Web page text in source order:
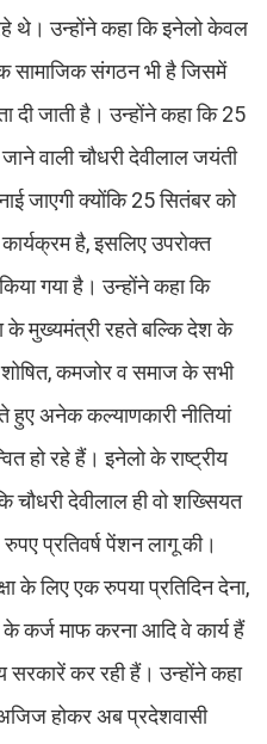
थे। उन्होंने कहा कि इनेलो केवल
सामाजिक संगठन भी है जिसमें
दी जाती है। उन्होंने कहा कि 25
वाली चौधरी देवीलाल जयंती
जाएगी क्योंकि 25 सितंबर को
है, इसलिए उपरोक्त
गया है। उन्होंने कहा कि
के मुख्यमंत्री रहते बल्कि देश के
कमजोर व समाज के सभी
हुए अनेक कल्याणकारी नीतियां
हो रहे हैं। इनेलो के राष्ट्रीय
चौधरी देवीलाल ही वो शख्सियत
प्रतिवर्ष पेंशन लागू की।
के लिए एक रुपया प्रतिदिन देना,
के कर्ज माफ करना आदि वे कार्य हैं
कर रही हैं। उन्होंने कहा
होकर अब प्रदेशवासी